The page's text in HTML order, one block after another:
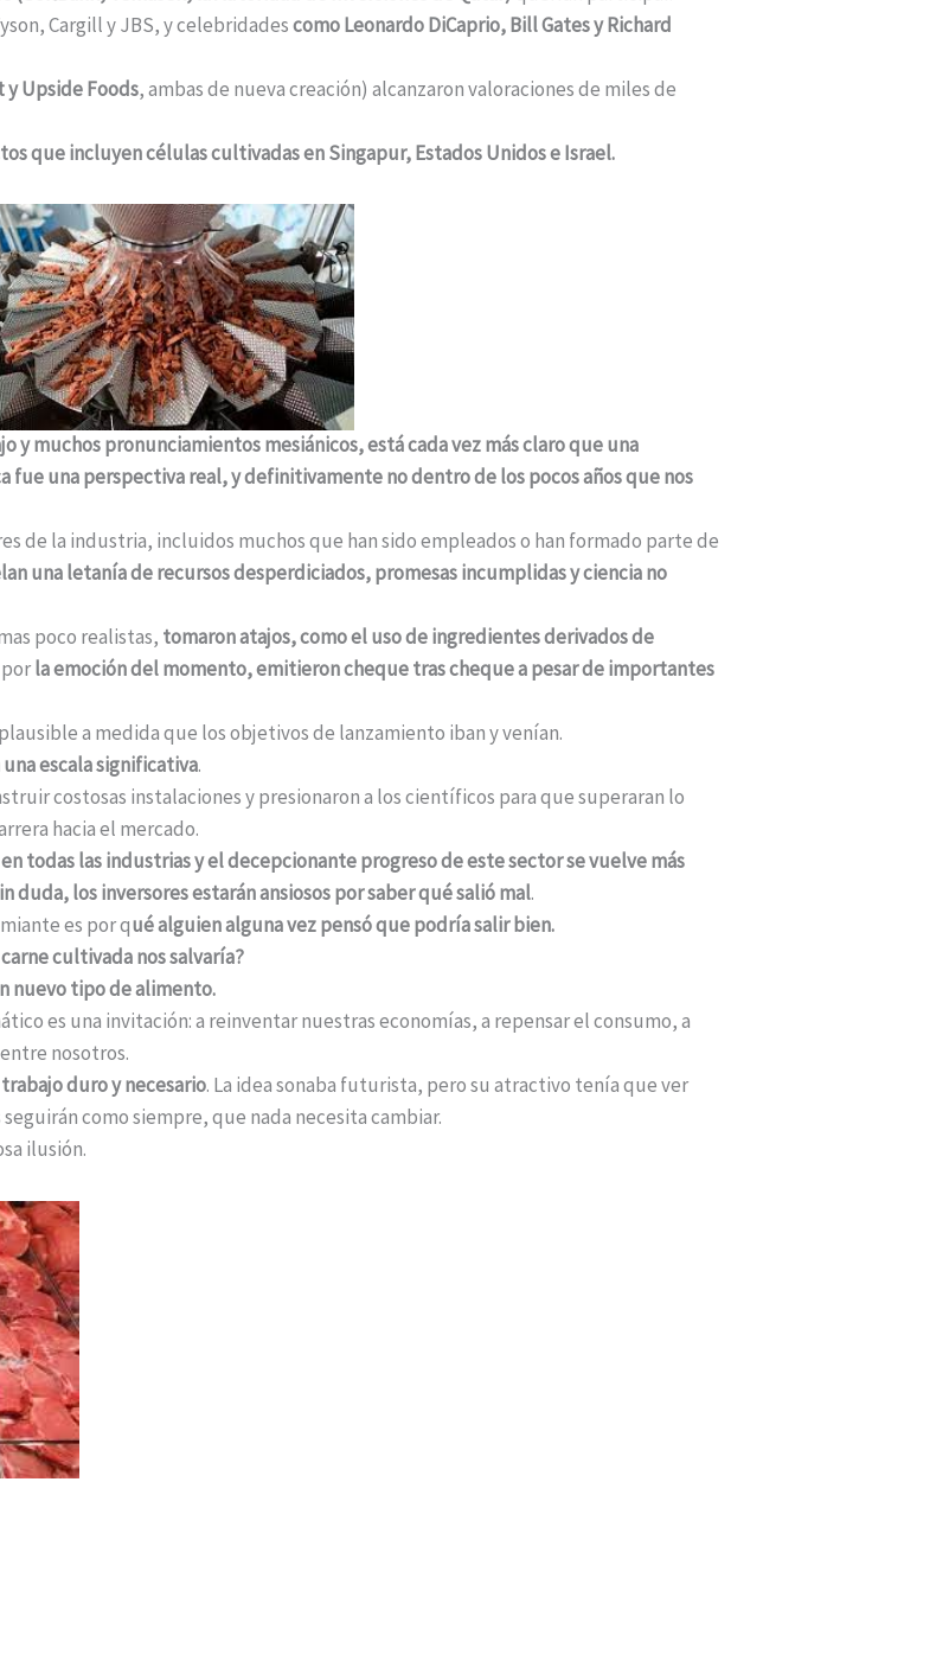
Cargill y JBS, y celebridadescomo Leonardo DiCaprio, Bill Gates y Richard
y Upside Foods, ambas de nueva creación) alcanzaron valoraciones de miles de
que incluyen células cultivadas en Singapur, Estados Unidos e Israel.
y muchos pronunciamientos mesiánicos, está cada vez más claro que una
fue una perspectiva real, y definitivamente no dentro de los pocos años que nos
de la industria, incluidos muchos que han sido empleados o han formado parte de
una letanía de recursos desperdiciados, promesas incumplidas y ciencia no
poco realistas, tomaron atajos, como el uso de ingredientes derivados de
porla emoción del momento, emitieron cheque tras cheque a pesar de importantes
a medida que los objetivos de lanzamiento iban y venían.
escala significativa.
costosas instalaciones y presionaron a los científicos para que superaran lo
hacia el mercado.
todas las industrias y el decepcionante progreso de este sector se vuelve más
los inversores estarán ansiosos por saber qué salió mal.
es por qué alguien alguna vez pensó que podría salir bien.
cultivada nos salvaría?
nuevo tipo de alimento.
es una invitación: a reinventar nuestras economías, a repensar el consumo, a
nosotros.
duro y necesario. La idea sonaba futurista, pero su atractivo tenía que ver
como siempre, que nada necesita cambiar.
ilusión.